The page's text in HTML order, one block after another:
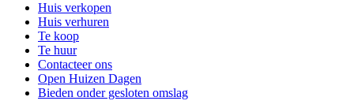
Huis verkopen
Huis verhuren
Te koop
Te huur
Contacteer ons
Open Huizen Dagen
Bieden onder gesloten omslag